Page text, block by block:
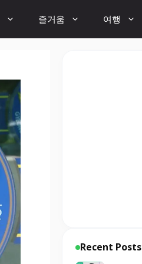
즐거움 여행
Recent Posts